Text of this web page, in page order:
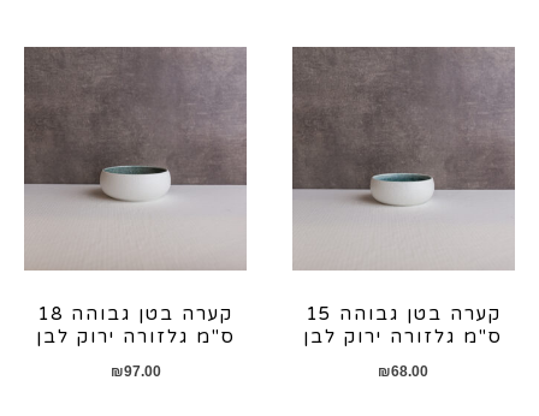
קערה בטן גבוהה 15
ס"מ גלזורה ירוק לבן
₪68.00
קערה בטן גבוהה 18
ס"מ גלזורה ירוק לבן
₪97.00